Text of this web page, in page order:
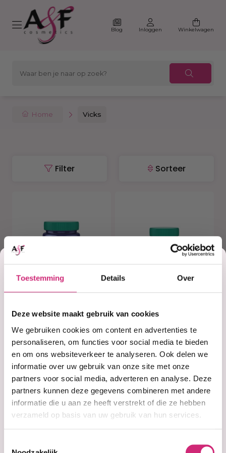
Toestemming Details Over
Deze website maakt gebruik van cookies
We gebruiken cookies om content en advertenties te
personaliseren, om functies voor social media te bieden
en om ons websiteverkeer te analyseren. Ook delen we
informatie over uw gebruik van onze site met onze
partners voor social media, adverteren en analyse. Deze
partners kunnen deze gegevens combineren met andere
informatie die u aan ze heeft verstrekt of die ze hebben
verzameld op basis van uw gebruik van hun services.
Blog Inloggen Winkelwagen
Home Vicks
Filter Sorteer
Op voorraad
€8,99
Op voorraad
€6,99
Korting
op je
eerste
bestelling